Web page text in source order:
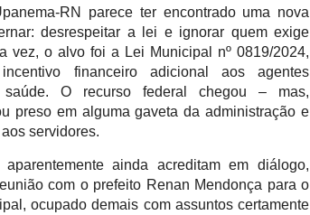
RN parece ter encontrado uma nova
desrespeitar a lei e ignorar quem exige
vez, o alvo foi a Lei Municipal nº 0819/2024,
financeiro adicional aos agentes
saúde. O recurso federal chegou – mas,
preso em alguma gaveta da administração e
servidores.
ainda acreditam em diálogo,
com o prefeito Renan Mendonça para o
ocupado demais com assuntos certamente